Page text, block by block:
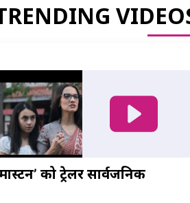
को ट्रेलर सार्वजनिक